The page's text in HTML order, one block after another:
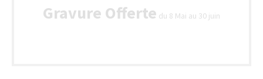
Gravure Offerte du 8 Mai au 30 juin